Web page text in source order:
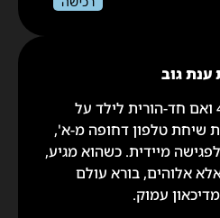
גוב
בת 42 ואם חד-הורית לילד על
טלפון דחופה מ-א',
מיידית. כשהוא מגיע,
בורא עולם
עמוק.